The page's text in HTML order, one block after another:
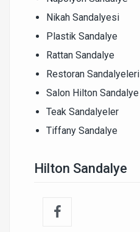
Nikah Sandalyesi
Plastik Sandalye
Rattan Sandalye
Restoran Sandalyeleri
Salon Hilton Sandalye
Teak Sandalyeler
Tiffany Sandalye
Hilton Sandalye